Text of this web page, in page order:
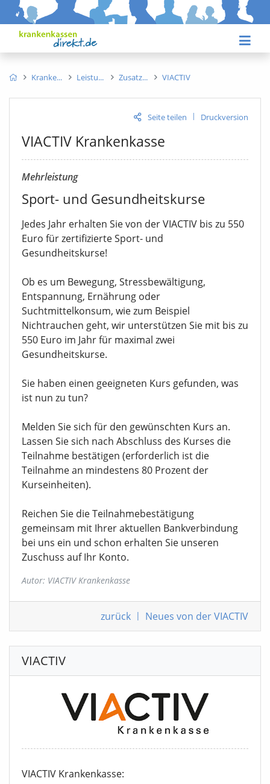
Kranke Leistu Zusatz VIACTIV
Seite teilen | Druckversion
VIACTIV Krankenkasse
Mehrleistung
Sport- und Gesundheitskurse
Jedes Jahr erhalten Sie von der VIACTIV bis zu 550
Euro für zertifizierte Sport- und
Gesundheitskurse!
Ob es um Bewegung, Stressbewältigung,
Entspannung, Ernährung oder
Suchtmittelkonsum, wie zum Beispiel
Nichtrauchen geht, wir unterstützen Sie mit bis zu
550 Euro im Jahr für maximal zwei
Gesundheitskurse.
Sie haben einen geeigneten Kurs gefunden, was
ist nun zu tun?
Melden Sie sich für den gewünschten Kurs an.
Lassen Sie sich nach Abschluss des Kurses die
Teilnahme bestätigen (erforderlich ist die
Teilnahme an mindestens 80 Prozent der
Kurseinheiten).
Reichen Sie die Teilnahmebestätigung
gemeinsam mit Ihrer aktuellen Bankverbindung
bei uns ein und schon erhalten Sie unseren
Zuschuss auf Ihr Konto.
Autor: VIACTIV Krankenkasse
zurück | Neues von der VIACTIV
VIACTIV
VIACTIV Krankenkasse: